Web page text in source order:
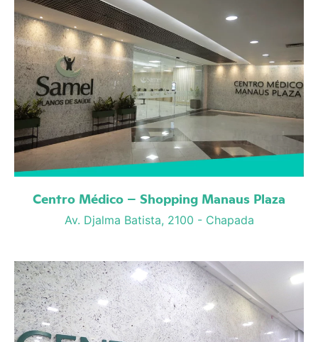
Centro Médico – Shopping Manaus Plaza
Av. Djalma Batista, 2100 - Chapada